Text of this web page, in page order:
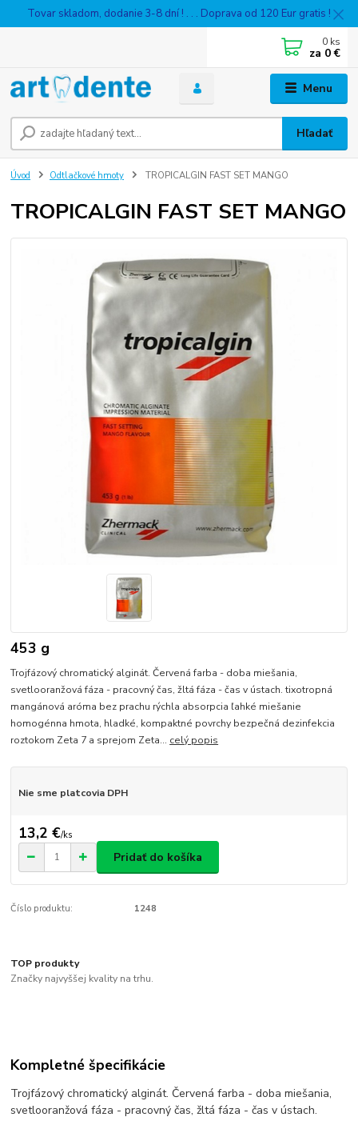
Tovar skladom, dodanie 3-8 dní ! . . . Doprava od 120 Eur gratis !
Menu
Hľadať
0 ks
za 0 €
Úvod Odtlačkové hmoty TROPICALGIN FAST SET MANGO
TROPICALGIN FAST SET MANGO
453 g
Trojfázový chromatický alginát. Červená farba - doba miešania,
svetlooranžová fáza - pracovný čas, žltá fáza - čas v ústach. tixotropná
mangánová aróma bez prachu rýchla absorpcia ľahké miešanie
homogénna hmota, hladké, kompaktné povrchy bezpečná dezinfekcia
roztokom Zeta 7 a sprejom Zeta... celý popis
Nie sme platcovia DPH
13,2 €/ks
Pridať do košíka
Číslo produktu: 1248
TOP produkty
Značky najvyššej kvality na trhu.
Kompletné špecifikácie
Trojfázový chromatický alginát. Červená farba - doba miešania,
svetlooranžová fáza - pracovný čas, žltá fáza - čas v ústach.